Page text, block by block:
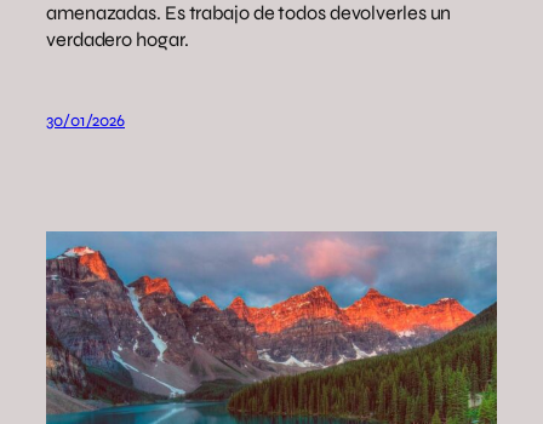
amenazadas. Es trabajo de todos devolverles un
verdadero hogar.
30/01/2026